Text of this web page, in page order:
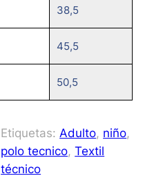
38,5
45,5
50,5
Etiquetas: Adulto, niño
polo tecnico, Textil
técnico